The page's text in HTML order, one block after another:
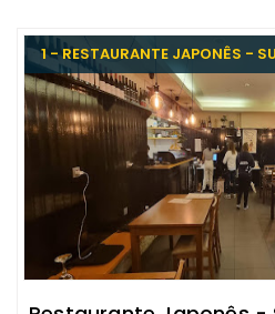
1 - RESTAURANTE JAPONÊS -